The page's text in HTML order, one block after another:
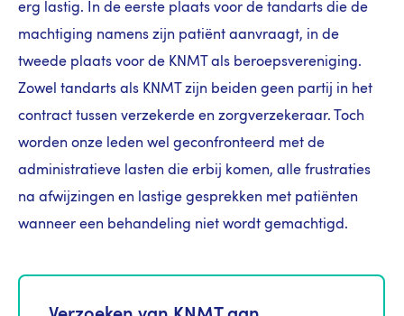
erg lastig. In de eerste plaats voor de tandarts die de
machtiging namens zijn patiënt aanvraagt, in de
tweede plaats voor de KNMT als beroepsvereniging.
Zowel tandarts als KNMT zijn beiden geen partij in het
contract tussen verzekerde en zorgverzekeraar. Toch
worden onze leden wel geconfronteerd met de
administratieve lasten die erbij komen, alle frustraties
na afwijzingen en lastige gesprekken met patiënten
wanneer een behandeling niet wordt gemachtigd.